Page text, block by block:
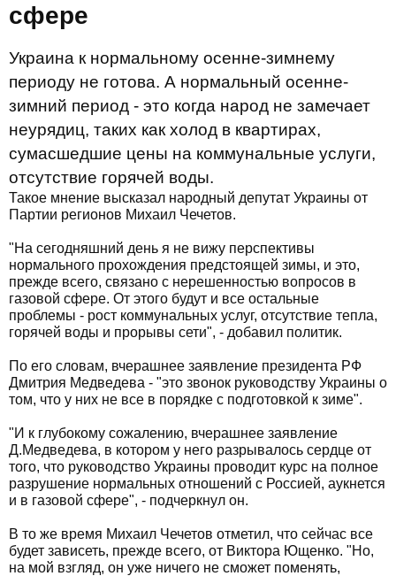
сфере
Украина к нормальному осенне-зимнему
периоду не готова. А нормальный осенне-
зимний период - это когда народ не замечает
неурядиц, таких как холод в квартирах,
сумасшедшие цены на коммунальные услуги,
отсутствие горячей воды.
Такое мнение высказал народный депутат Украины от
Партии регионов Михаил Чечетов.
"На сегодняшний день я не вижу перспективы
нормального прохождения предстоящей зимы, и это,
прежде всего, связано с нерешенностью вопросов в
газовой сфере. От этого будут и все остальные
проблемы - рост коммунальных услуг, отсутствие тепла,
горячей воды и прорывы сети", - добавил политик.
По его словам, вчерашнее заявление президента РФ
Дмитрия Медведева - "это звонок руководству Украины о
том, что у них не все в порядке с подготовкой к зиме".
"И к глубокому сожалению, вчерашнее заявление
Д.Медведева, в котором у него разрывалось сердце от
того, что руководство Украины проводит курс на полное
разрушение нормальных отношений с Россией, аукнется
и в газовой сфере", - подчеркнул он.
В то же время Михаил Чечетов отметил, что сейчас все
будет зависеть, прежде всего, от Виктора Ющенко. "Но,
на мой взгляд, он уже ничего не сможет поменять,